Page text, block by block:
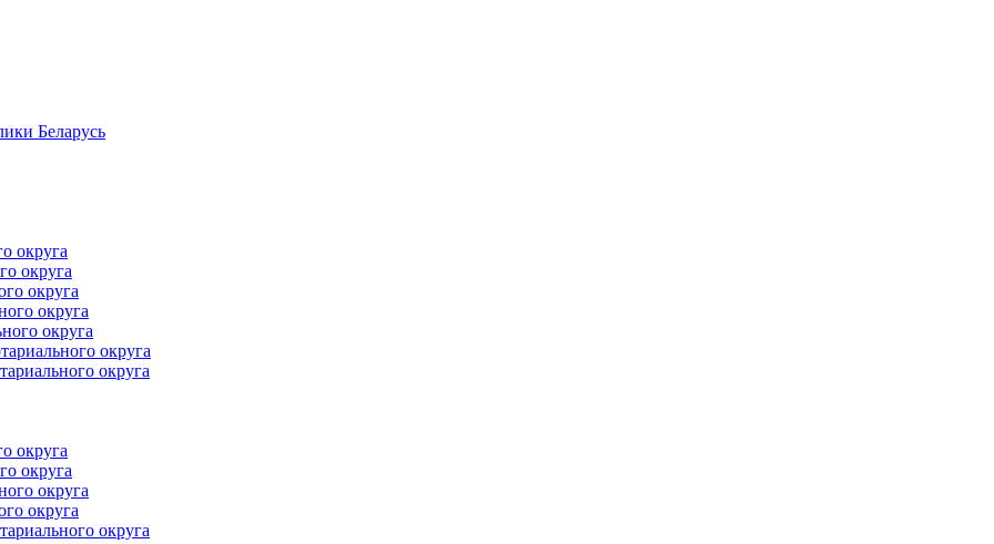
Беларусь
округа
округа
округа
округа
округа
округа
округа
округа
округа
округа
округа
округа